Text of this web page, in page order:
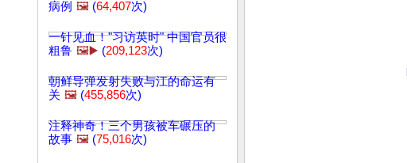
病例 🖼️ (64,407次)
一针见血！"习访英时" 中国官员很
粗鲁 🖼️▶️ (209,123次)
朝鲜导弹发射失败与江的命运有
关 🖼️ (455,856次)
注释神奇！三个男孩被车碾压的
故事 🖼️ (75,016次)